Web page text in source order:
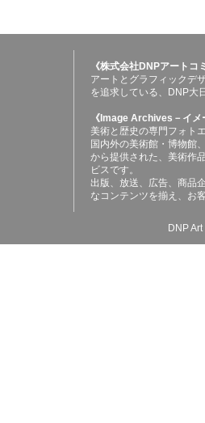
《株式会社DNPアート
アートとグラフィックデ
を追求している、DNP大
《Image Archives－イ
美術と歴史の専門フォト
国内外の美術館・博物館
から提供された、美術作
ビスです。
出版、放送、広告、商品
なコンテンツを揃え、お
DNP